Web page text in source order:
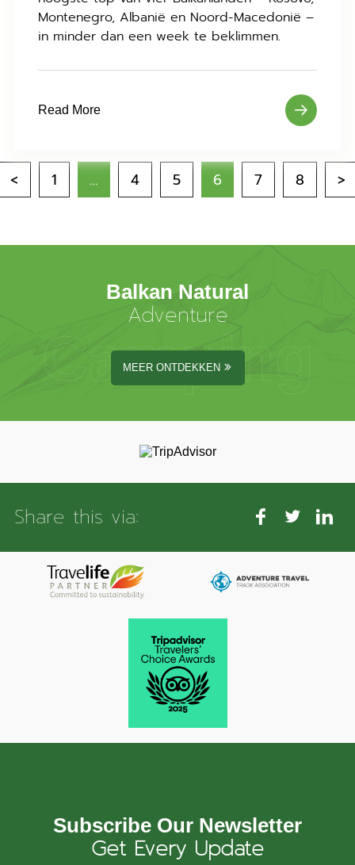
Montenegro, Albanië en Noord-Macedonië –
in minder dan een week te beklimmen.
Read More
< 1 … 4 5 6 7 8 >
Balkan Natural
Adventure
Camping
MEER ONTDEKKEN
Share this via:
Subscribe Our Newsletter
Get Every Update